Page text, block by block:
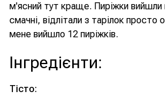
м'ясний тут краще. Пиріжки вийшли
смачні, відлітали з тарілок
мене вийшло 12 пиріжків.
Інгредієнти:
Тісто: